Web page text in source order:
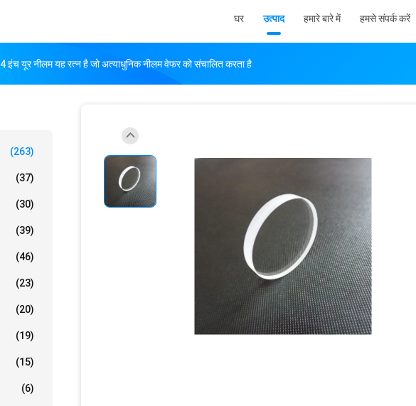
घर उत्पाद हमारे बारे में हमसे संपर्क करें
4 इंच यूर नीलम यह रत्न है जो अत्याधुनिक नीलम वेफर को संचालित करता है
(263)
(37)
(30)
(39)
(46)
(23)
(20)
(19)
(15)
(6)